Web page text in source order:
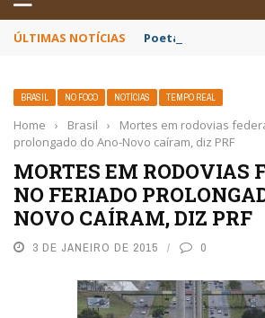
ÚLTIMAS NOTÍCIAS Poetas baianos
BRASIL NO FOCO NOTÍCIAS TEMPO REAL
Home › Brasil ›
Mortes em rodovias
prolongado do Ano-Novo caíram, diz PRF
MORTES EM RODOVIAS
NO FERIADO
NOVO CAÍRAM, DIZ PRF
3 DE JANEIRO DE 2015 0